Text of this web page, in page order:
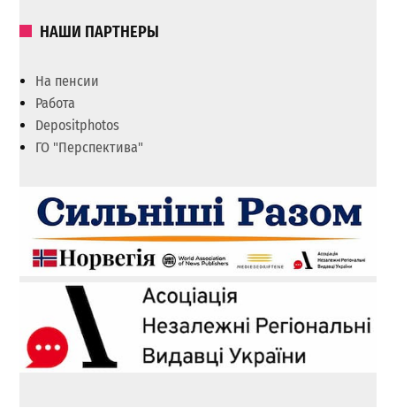
НАШИ ПАРТНЕРЫ
На пенсии
Работа
Depositphotos
ГО "Перспектива"